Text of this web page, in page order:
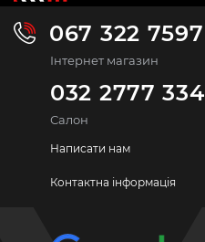
067 322 7597
Інтернет магазин
032 2777 334
Салон
Написати нам
Контактна інформація